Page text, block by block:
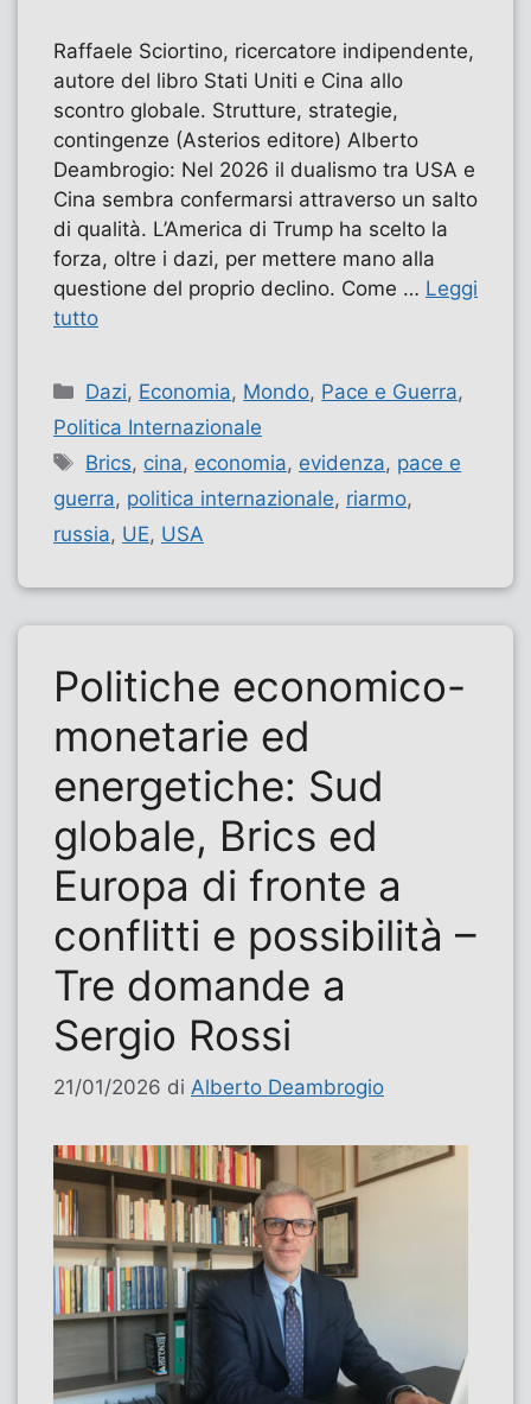
Raffaele Sciortino, ricercatore indipendente,
autore del libro Stati Uniti e Cina allo
scontro globale. Strutture, strategie,
contingenze (Asterios editore) Alberto
Deambrogio: Nel 2026 il dualismo tra USA e
Cina sembra confermarsi attraverso un salto
di qualità. L’America di Trump ha scelto la
forza, oltre i dazi, per mettere mano alla
questione del proprio declino. Come … Leggi
tutto
Categorie
Dazi, Economia, Mondo, Pace e Guerra,
Politica Internazionale
Tag
Brics, cina, economia, evidenza, pace e
guerra, politica internazionale, riarmo,
russia, UE, USA
Politiche economico-
monetarie ed
energetiche: Sud
globale, Brics ed
Europa di fronte a
conflitti e possibilità –
Tre domande a
Sergio Rossi
21/01/2026 di Alberto Deambrogio